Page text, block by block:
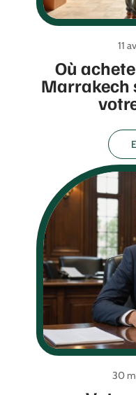
Où
Marrakech
11
30